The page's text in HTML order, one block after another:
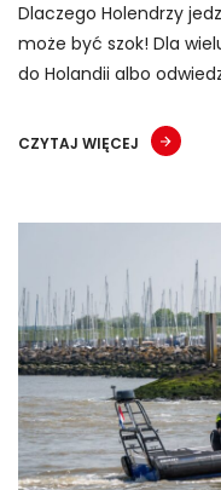
Dlaczego Holendrzy
może być szok! Dla
do Holandii albo
CZYTAJ WIĘCEJ